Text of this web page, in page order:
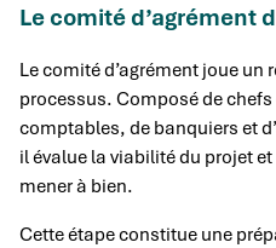
Le comité d’agrément
Le comité d’agrément joue un
processus. Composé de chefs
comptables, de banquiers et
il évalue la viabilité du projet
mener à bien.
Cette étape constitue une